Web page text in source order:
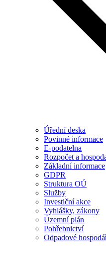
Úřední deska
Povinné informace
E-podatelna
Rozpočet a
Základní informace
GDPR
Struktura OÚ
Služby
Investiční akce
Vyhlášky, zákony
Územní plán
Pohřebnictví
Odpadové